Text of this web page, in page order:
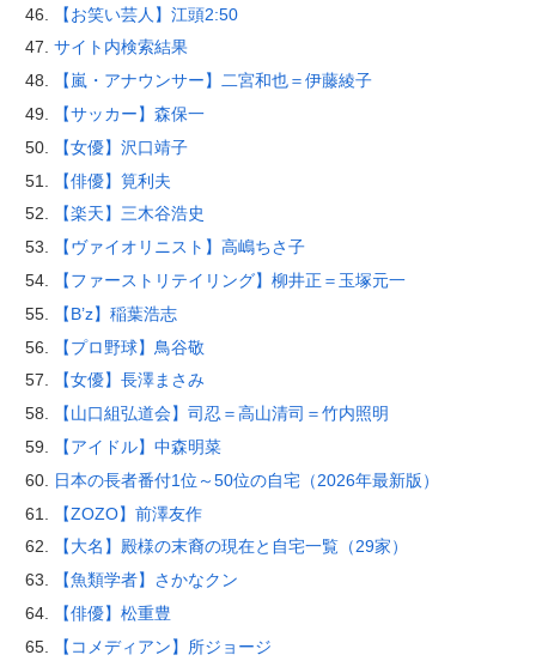
【お笑い芸人】江頭2:50
サイト内検索結果
【嵐・アナウンサー】二宮和也＝伊藤綾子
【サッカー】森保一
【女優】沢口靖子
【俳優】筧利夫
【楽天】三木谷浩史
【ヴァイオリニスト】高嶋ちさ子
【ファーストリテイリング】柳井正＝玉塚元一
【B’z】稲葉浩志
【プロ野球】鳥谷敬
【女優】長澤まさみ
【山口組弘道会】司忍＝高山清司＝竹内照明
【アイドル】中森明菜
日本の長者番付1位～50位の自宅（2026年最新版）
【ZOZO】前澤友作
【大名】殿様の末裔の現在と自宅一覧（29家）
【魚類学者】さかなクン
【俳優】松重豊
【コメディアン】所ジョージ